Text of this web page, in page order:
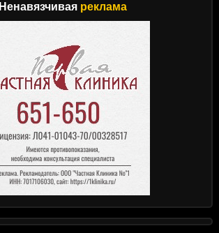
Ненавязчивая реклама